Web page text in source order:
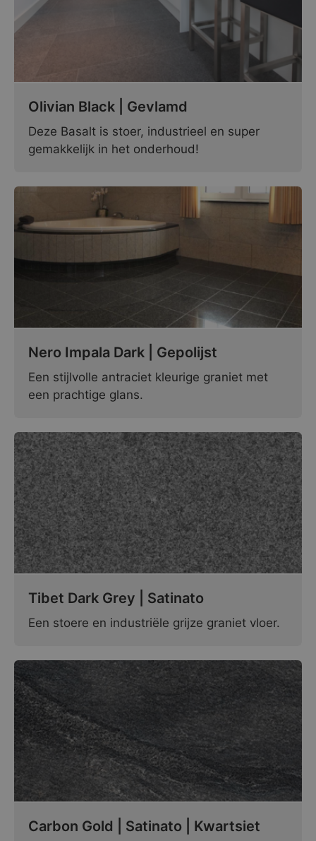
Olivian Black | Gevlamd
Deze Basalt is stoer, industrieel en super
gemakkelijk in het onderhoud!
Nero Impala Dark | Gepolijst
Een stijlvolle antraciet kleurige graniet met
een prachtige glans.
Tibet Dark Grey | Satinato
Een stoere en industriële grijze graniet vloer.
Carbon Gold | Satinato | Kwartsiet